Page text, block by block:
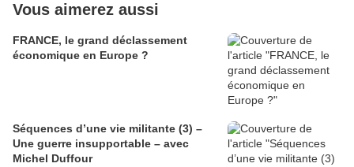
Vous aimerez aussi
FRANCE, le grand déclassement
économique en Europe ?
Séquences d’une vie militante (3) –
Une guerre insupportable – avec
Michel Duffour